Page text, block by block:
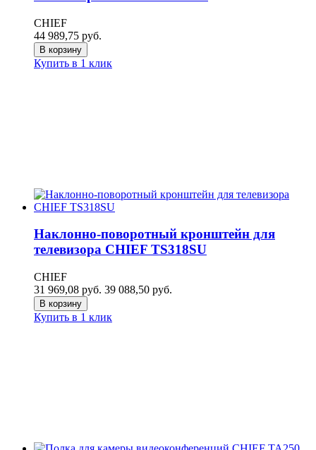
CHIEF
44 989,75 руб.
В корзину
Купить в 1 клик
Наклонно-поворотный кронштейн для
телевизора CHIEF TS318SU
CHIEF
31 969,08 руб. 39 088,50 руб.
В корзину
Купить в 1 клик